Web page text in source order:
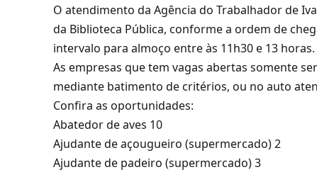
O atendimento da Agência do Trabalhador de
da Biblioteca Pública, conforme a ordem de
intervalo para almoço entre às 11h30 e 13 horas.
As empresas que tem vagas abertas somente
mediante batimento de critérios, ou no auto
Confira as oportunidades:
Abatedor de aves 10
Ajudante de açougueiro (supermercado) 2
Ajudante de padeiro (supermercado) 3